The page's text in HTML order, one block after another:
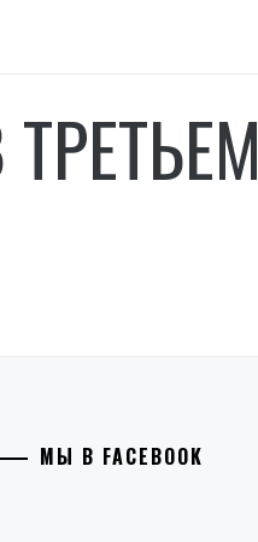
МЫ В FACEBOOK